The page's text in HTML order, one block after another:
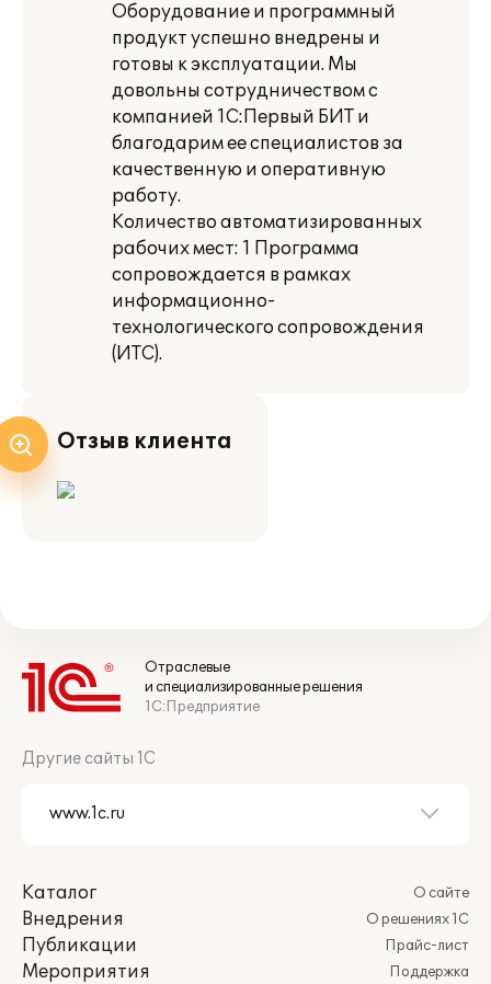
Оборудование и программный
продукт успешно внедрены и
готовы к эксплуатации. Мы
довольны сотрудничеством с
компанией 1С:Первый БИТ и
благодарим ее специалистов за
качественную и оперативную
работу.
Количество автоматизированных
рабочих мест: 1 Программа
сопровождается в рамках
информационно-
технологического сопровождения
(ИТС).
Отзыв клиента
Отраслевые
и специализированные решения
1С:Предприятие
Другие сайты 1С
Каталог
Внедрения
Публикации
Мероприятия
О сайте
О решениях 1С
Прайс-лист
Поддержка